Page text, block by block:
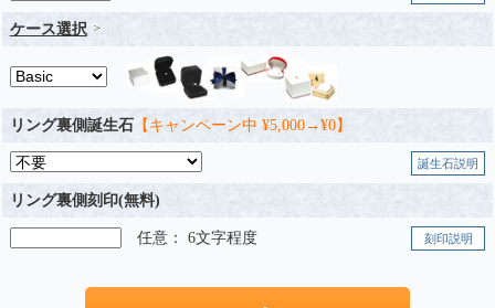
ケース選択
リング裏側誕生石【キャンペーン中 ¥5,000→¥0】
誕生石説明
リング裏側刻印(無料)
任意： 6文字程度 刻印説明